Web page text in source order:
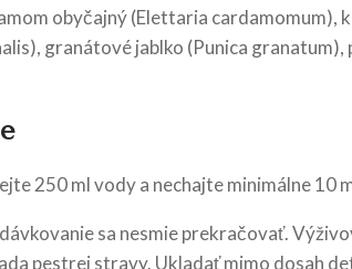
obyčajný (Elettaria cardamomum),
granátové jablko (Punica
250 ml vody a nechajte minimálne 10
sa nesmie prekračovať.
pestrej stravy. Ukladať mimo dosah